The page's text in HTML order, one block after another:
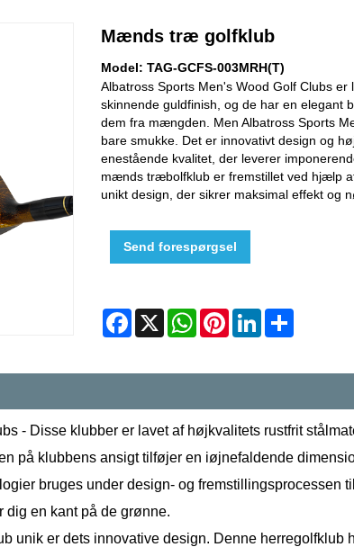
Mænds træ golfklub
Model: TAG-GCFS-003MRH(T)
Albatross Sports Men's Wood Golf Clubs er
skinnende guldfinish, og de har en elegant
dem fra mængden. Men Albatross Sports
bare smukke. Det er innovativt design og
enestående kvalitet, der leverer
mænds træbolfklub er fremstillet ved hjælp
unikt design, der sikrer maksimal effekt og
Send forespørgsel
Facebook
X WhatsApp
Pinterest
LinkedIn
- Disse klubber er lavet af højkvalitets rustfrit
på klubbens ansigt tilføjer en iøjnefaldende
bruges under design- og fremstillingsprocessen
dig en kant på de grønne.
unik er dets innovative design. Denne herregolfklub